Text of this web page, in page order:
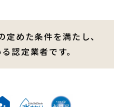
めた条件を満たし、
認定業者です。